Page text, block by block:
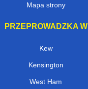
Mapa strony
PRZEPROWADZKA W
Kew
Kensington
West Ham